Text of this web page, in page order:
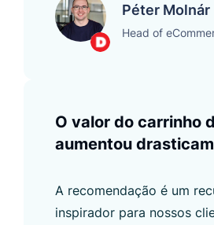
Péter Molnár
Head of
O valor do carrinho
aumentou
A recomendação é um
inspirador para nossos